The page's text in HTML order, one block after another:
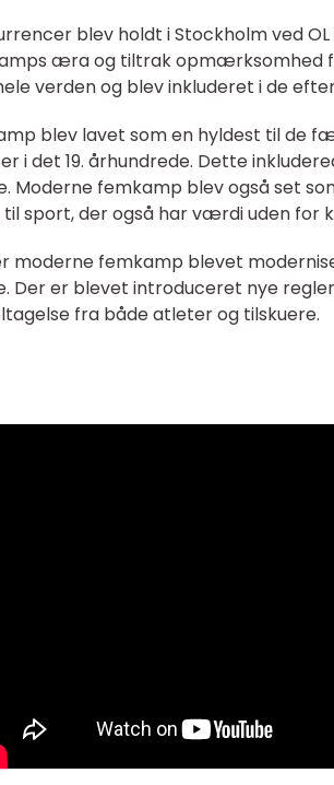
blev holdt i Stockholm ved
æra og tiltrak opmærksomhed
verden og blev inkluderet i de
blev lavet som en hyldest til de
i det 19. århundrede. Dette
Moderne femkamp blev også set
til sport, der også har værdi uden for
moderne femkamp blevet
Der er blevet introduceret nye
fra både atleter og tilskuere.